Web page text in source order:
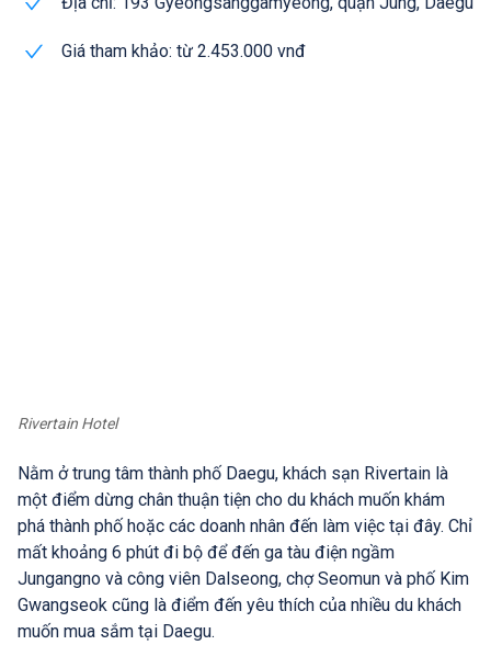
Giá tham khảo: từ 2.453.000 vnđ
Rivertain Hotel
Nằm ở trung tâm thành phố Daegu, khách sạn Rivertain là
một điểm dừng chân thuận tiện cho du khách muốn khám
phá thành phố hoặc các doanh nhân đến làm việc tại đây. Chỉ
mất khoảng 6 phút đi bộ để đến ga tàu điện ngầm
Jungangno và công viên Dalseong, chợ Seomun và phố Kim
Gwangseok cũng là điểm đến yêu thích của nhiều du khách
muốn mua sắm tại Daegu.